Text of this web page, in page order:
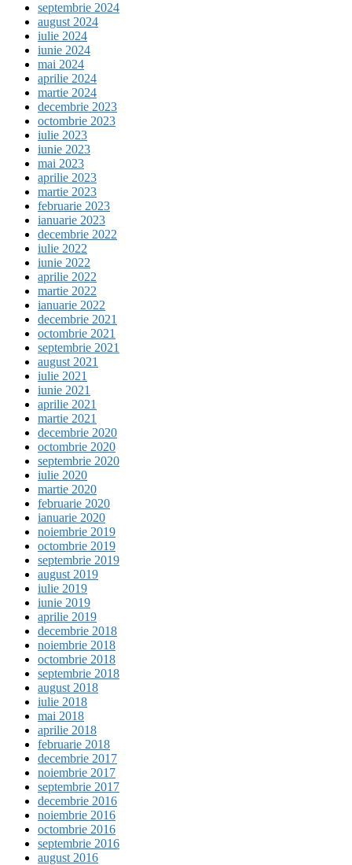
septembrie 2024
august 2024
iulie 2024
iunie 2024
mai 2024
aprilie 2024
martie 2024
decembrie 2023
octombrie 2023
iulie 2023
iunie 2023
mai 2023
aprilie 2023
martie 2023
februarie 2023
ianuarie 2023
decembrie 2022
iulie 2022
iunie 2022
aprilie 2022
martie 2022
ianuarie 2022
decembrie 2021
octombrie 2021
septembrie 2021
august 2021
iulie 2021
iunie 2021
aprilie 2021
martie 2021
decembrie 2020
octombrie 2020
septembrie 2020
iulie 2020
martie 2020
februarie 2020
ianuarie 2020
noiembrie 2019
octombrie 2019
septembrie 2019
august 2019
iulie 2019
iunie 2019
aprilie 2019
decembrie 2018
noiembrie 2018
octombrie 2018
septembrie 2018
august 2018
iulie 2018
mai 2018
aprilie 2018
februarie 2018
decembrie 2017
noiembrie 2017
septembrie 2017
decembrie 2016
noiembrie 2016
octombrie 2016
septembrie 2016
august 2016